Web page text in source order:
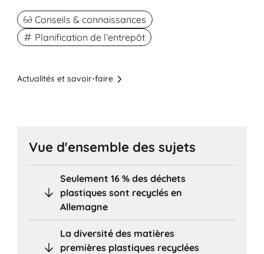
Conseils & connaissances
Planification de l’entrepôt
Actualités et savoir-faire
Vue d'ensemble des sujets
Seulement 16 % des déchets
plastiques sont recyclés en
Allemagne
La diversité des matières
premières plastiques recyclées